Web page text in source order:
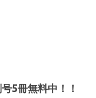
5冊無料中！！